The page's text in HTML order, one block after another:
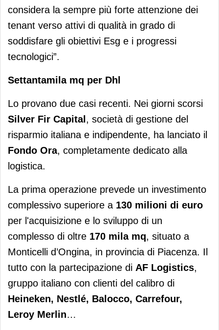
considera la sempre più forte attenzione dei
tenant verso attivi di qualità in grado di
soddisfare gli obiettivi Esg e i progressi
tecnologici”.
Settantamila mq per Dhl
Lo provano due casi recenti. Nei giorni scorsi
Silver Fir Capital, società di gestione del
risparmio italiana e indipendente, ha lanciato il
Fondo Ora, completamente dedicato alla
logistica.
La prima operazione prevede un investimento
complessivo superiore a 130 milioni di euro
per l'acquisizione e lo sviluppo di un
complesso di oltre 170 mila mq, situato a
Monticelli d’Ongina, in provincia di Piacenza. Il
tutto con la partecipazione di AF Logistics,
gruppo italiano con clienti del calibro di
Heineken, Nestlé, Balocco, Carrefour,
Leroy Merlin…